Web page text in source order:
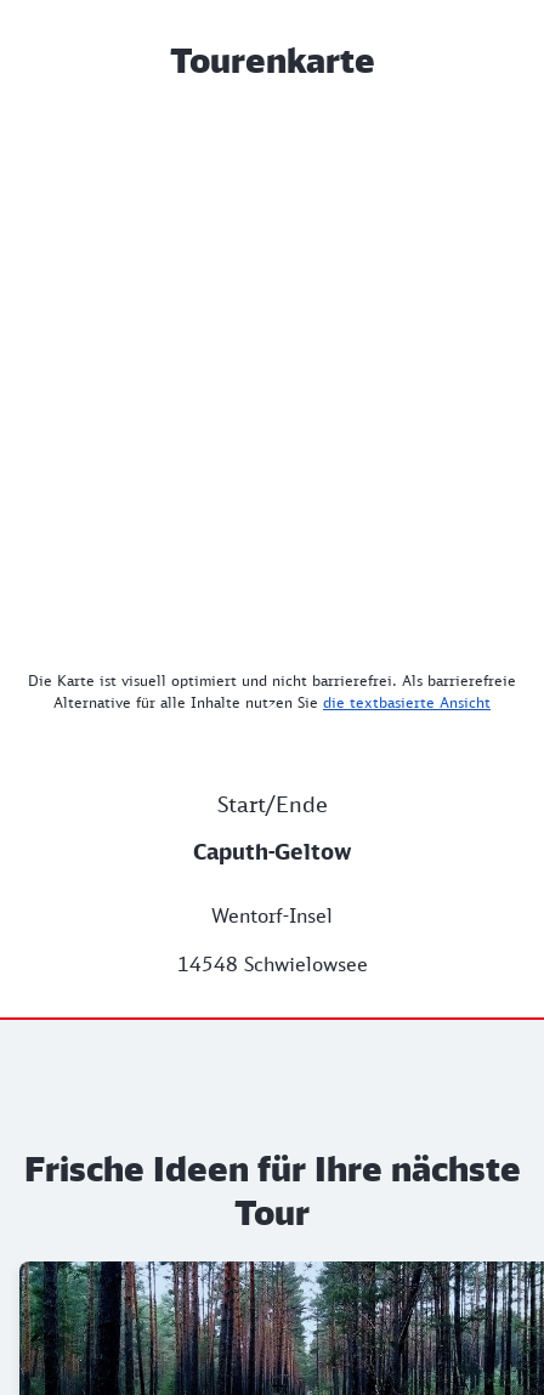
Tourenkarte
Die Karte ist visuell optimiert und nicht barrierefrei. Als barrierefreie
Alternative für alle Inhalte nutzen Sie die textbasierte Ansicht
Start/Ende
Caputh-Geltow
Wentorf-Insel
14548 Schwielowsee
Frische Ideen für Ihre nächste
Tour